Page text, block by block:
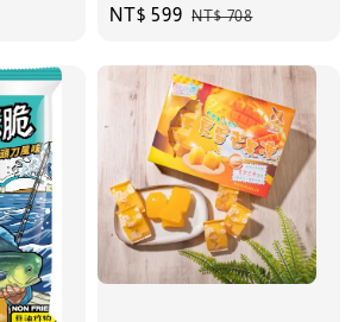
Sale
NT$ 599 Regular
NT$ 708